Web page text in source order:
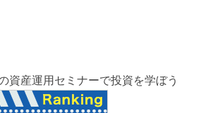
資産運用セミナーで投資を学ぼう